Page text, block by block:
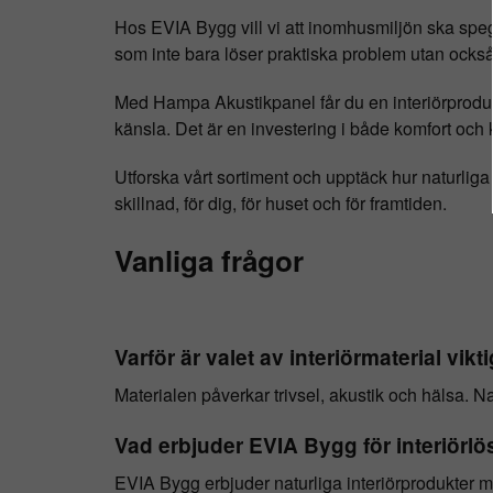
Hos EVIA Bygg vill vi att inomhusmiljön ska
som inte bara löser praktiska problem utan
Med Hampa Akustikpanel får du en
känsla. Det är en investering i både komfort och
Utforska vårt sortiment och upptäck hur
skillnad, för dig, för huset och för framtiden.
Vanliga frågor
Varför är valet av interiörmaterial
Materialen påverkar trivsel, akustik och hälsa.
Vad erbjuder EVIA Bygg för
EVIA Bygg erbjuder naturliga interiörprodukter